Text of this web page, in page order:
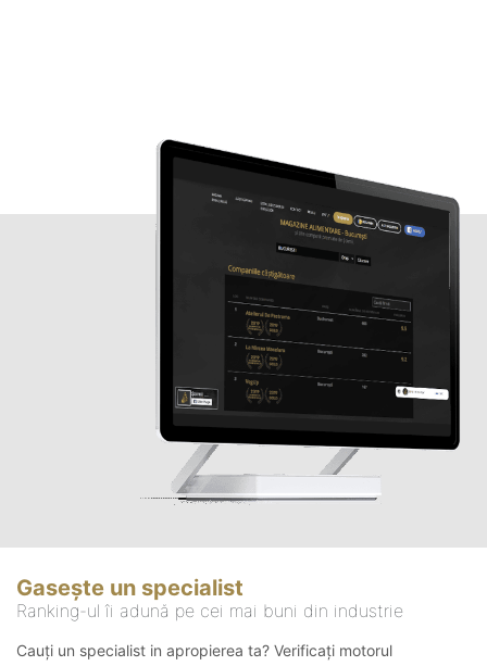
Gasește un specialist
Ranking-ul îi adună pe cei mai buni din industrie
Cauți un specialist in apropierea ta? Verificați motorul